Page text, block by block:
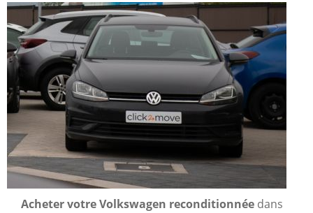
Acheter votre Volkswagen reconditionnée dans